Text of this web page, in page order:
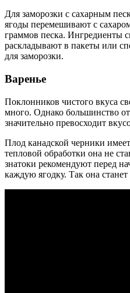
Для заморозки с сахарным
ягоды перемешивают с
граммов песка. Ингредиенты
раскладывают в пакеты или
для заморозки.
Варенье
Поклонников чистого вкуса
много. Однако большинство
значительно превосходит
Плод канадской черники
тепловой обработки она не
знатоки рекомендуют перед
каждую ягодку. Так она